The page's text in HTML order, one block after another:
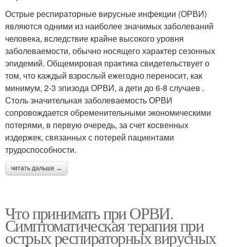
Острые респираторные вирусные инфекции (ОРВИ)
являются одними из наиболее значимых заболеваний
человека, вследствие крайне высокого уровня
заболеваемости, обычно носящего характер сезонных
эпидемий. Общемировая практика свидетельствует о
том, что каждый взрослый ежегодно переносит, как
минимум, 2-3 эпизода ОРВИ, а дети до 6-8 случаев .
Столь значительная заболеваемость ОРВИ
сопровождается обременительными экономическими
потерями, в первую очередь, за счет косвенных
издержек, связанных с потерей пациентами
трудоспособности.
читать дальше →
Что принимать при ОРВИ.
Симптоматическая терапия при
острых респираторных вирусных